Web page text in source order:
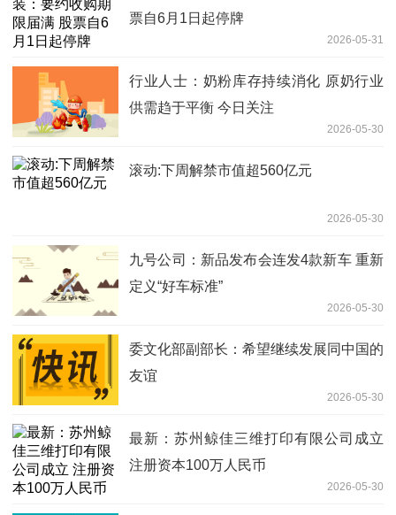
票自6月1日起停牌
2026-05-31
行业人士：奶粉库存持续消化 原奶行业
供需趋于平衡 今日关注
2026-05-30
滚动:下周解禁市值超560亿元
2026-05-30
九号公司：新品发布会连发4款新车 重新
定义“好车标准”
2026-05-30
委文化部副部长：希望继续发展同中国的
友谊
2026-05-30
最新：苏州鲸佳三维打印有限公司成立
注册资本100万人民币
2026-05-30